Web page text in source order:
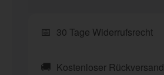
📅 30 Tage Widerrufsrecht
🚚 Kostenloser Rückversand